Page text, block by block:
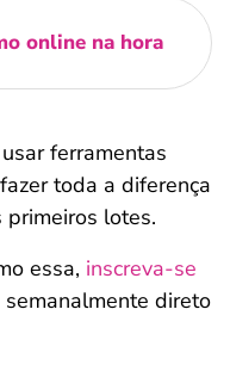
online na hora
ferramentas
toda a diferença
lotes.
essa, inscreva-se
semanalmente direto